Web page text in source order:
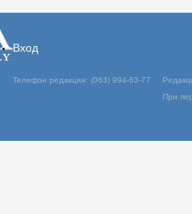
Вход
Телефон редакции: (063) 994-63-77
При